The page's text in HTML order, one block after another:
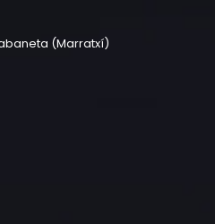
(Marratxí)